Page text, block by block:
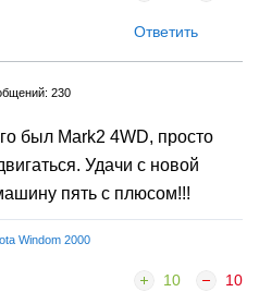
Ответить
230
был Mark2 4WD, просто
Удачи с новой
пять с плюсом!!!
Windom 2000
10 10